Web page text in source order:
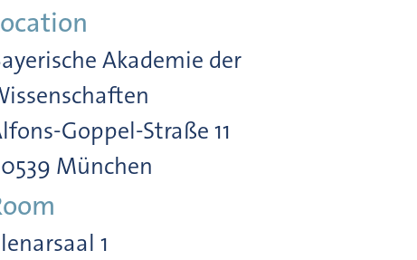
Akademie der
Goppel-Straße 11
München
1